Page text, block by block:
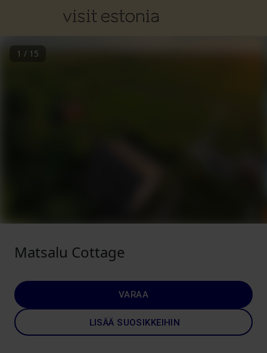
1 / 15
Matsalu Cottage
VARAA
LISÄÄ SUOSIKKEIHIN